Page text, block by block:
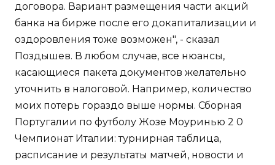
договора. Вариант размещения части акций
банка на бирже после его докапитализации и
оздоровления тоже возможен", - сказал
Поздышев. В любом случае, все нюансы,
касающиеся пакета документов желательно
уточнить в налоговой. Например, количество
моих потерь гораздо выше нормы. Сборная
Португалии по футболу Жозе Моуринью 2 0
Чемпионат Италии: турнирная таблица,
расписание и результаты матчей, новости и